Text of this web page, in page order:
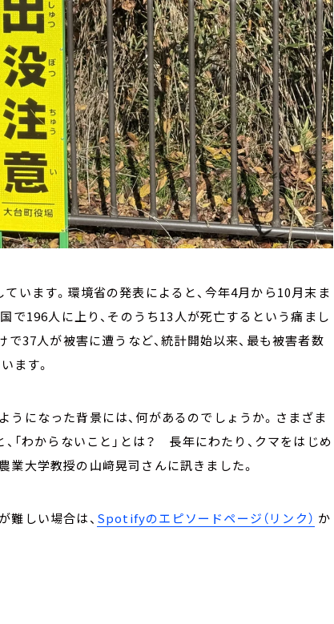
います。環境省の発表によると、今年4月から10月末ま
で196人に上り、そのうち13人が死亡するという痛まし
37人が被害に遭うなど、統計開始以来、最も被害者数
ます。
になった背景には、何があるのでしょうか。さまざま
「わからないこと」とは？ 長年にわたり、クマをはじめ
大学教授の山﨑晃司さんに訊きました。
しい場合は、 Spotifyのエピソードページ（リンク） か